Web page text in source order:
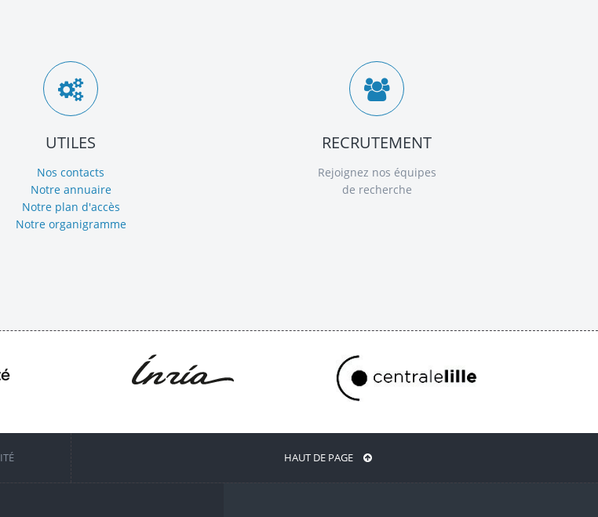
UTILES
Nos contacts
Notre annuaire
Notre plan d'accès
Notre organigramme
RECRUTEMENT
Rejoignez nos équipes
de recherche
HAUT DE PAGE